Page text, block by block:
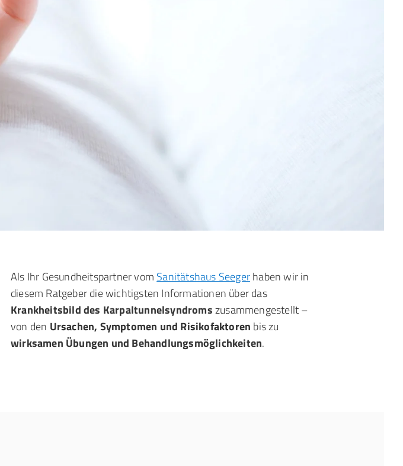
Als Ihr Gesundheitspartner vom Sanitätshaus Seegerhaben wir in
diesem Ratgeber die wichtigsten Informationen über das
Krankheitsbild des Karpaltunnelsyndromszusammengestellt –
von den Ursachen, Symptomen und Risikofaktoren bis zu
wirksamen Übungen und Behandlungsmöglichkeiten.